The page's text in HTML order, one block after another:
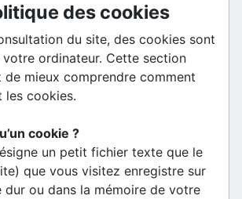
des cookies
du site, des cookies sont
votre ordinateur. Cette section
de mieux comprendre comment
les cookies.
cookie ?
un petit fichier texte que le
que vous visitez enregistre sur
dur ou dans la mémoire de votre